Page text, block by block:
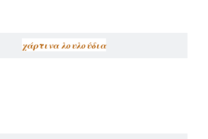
χάρτινα λουλούδια